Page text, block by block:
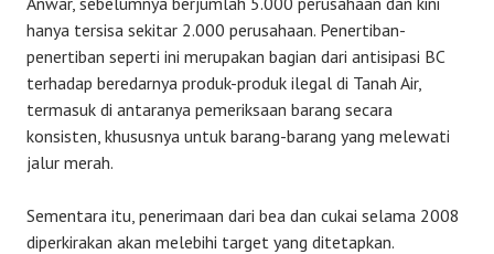
hanya tersisa sekitar 2.000 perusahaan. Penertiban-
penertiban seperti ini merupakan bagian dari antisipasi BC
terhadap beredarnya produk-produk ilegal di Tanah Air,
termasuk di antaranya pemeriksaan barang secara
konsisten, khususnya untuk barang-barang yang melewati
jalur merah.
Sementara itu, penerimaan dari bea dan cukai selama 2008
diperkirakan akan melebihi target yang ditetapkan.